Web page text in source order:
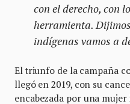
con el derecho, con
herramienta.
indígenas vamos a
El triunfo de la campaña
llegó en 2019, con su
encabezada por una